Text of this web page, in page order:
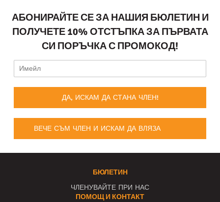
АБОНИРАЙТЕ СЕ ЗА НАШИЯ БЮЛЕТИН И
ПОЛУЧЕТЕ 10% ОТСТЪПКА ЗА ПЪРВАТА
СИ ПОРЪЧКА С ПРОМОКОД!
ДА, ИСКАМ ДА СТАНА ЧЛЕН!
ВЕЧЕ СЪМ ЧЛЕН И ИСКАМ ДА ВЛЯЗА
БЮЛЕТИН
ЧЛЕНУВАЙТЕ ПРИ НАС
ПОМОЩ И КОНТАКТ